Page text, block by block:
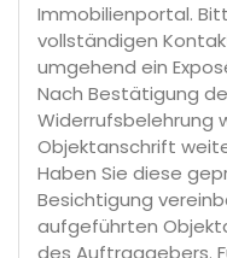
Immobilienportal.
vollständigen
umgehend ein
Nach Bestätigung
Widerrufsbelehrung
Objektanschrift
Haben Sie diese
Besichtigung
aufgeführten